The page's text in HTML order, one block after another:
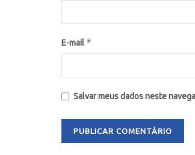
E-mail *
Salvar meus dados neste